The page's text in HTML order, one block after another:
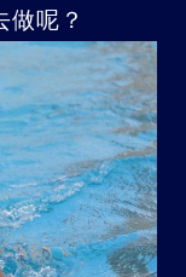
呢？